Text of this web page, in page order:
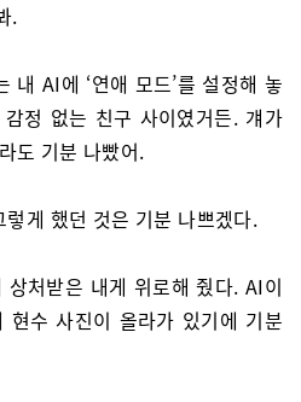
.
내 AI에 ‘연애 모드’를 설정해 놓
정 없는 친구 사이였거든. 걔가
도 기분 나빴어.
게 했던 것은 기분 나쁘겠다.
처받은 내게 위로해 줬다. AI이
현수 사진이 올라가 있기에 기분